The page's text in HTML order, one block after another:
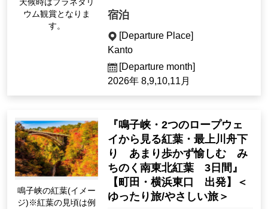
ウム観賞となりま
す。
宿泊
[Departure Place]
Kanto
[Departure month]
2026年 8,9,10,11月
鳴子峡の紅葉(イメー
ジ)※紅葉の見頃は例
『鳴子峡・2つのロープウェ
イから見る紅葉・最上川舟下
り あまり歩かず愉しむ み
ちのく南東北紅葉 3日間』
【町田・横浜東口 出発】＜
ゆったり旅/やさしい旅＞